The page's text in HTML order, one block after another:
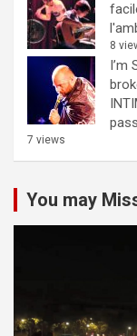
8
I’m
7 views
You may